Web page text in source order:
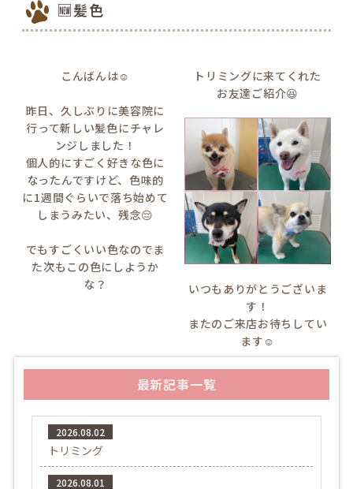
🆕髪色
こんばんは☺️
昨日、久しぶりに美容院に
行って新しい髪色にチャレ
ンジしました！
個人的にすごく好きな色に
なったんですけど、色味的
に1週間ぐらいで落ち始めて
しまうみたい、残念😔
でもすごくいい色なのでま
た次もこの色にしようか
な？
トリミングに来てくれた
お友達ご紹介😆
いつもありがとうございま
す！
またのご来店お待ちしてい
ます☺️
最新記事一覧
2026.08.02
トリミング
2026.08.01